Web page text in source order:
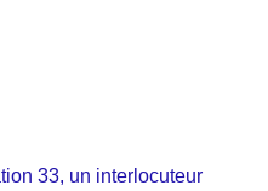
33, un interlocuteur